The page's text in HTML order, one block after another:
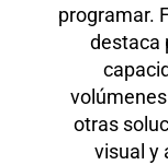
programar.
destaca
otras
visual y